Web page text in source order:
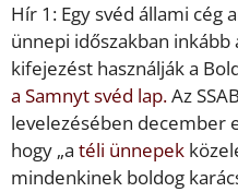
Hír 1: Egy svéd állami cég
ünnepi időszakban
kifejezést használják a
a Samnyt svéd lap.Az
levelezésében december
hogy „a téli ünnepek
mindenkinek boldog